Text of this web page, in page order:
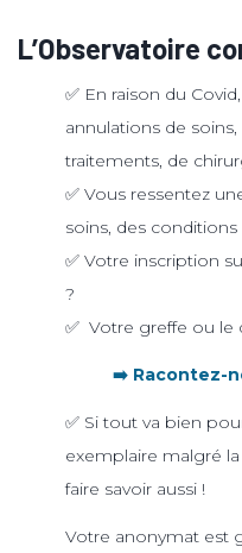
L’Observatoire
✅ En raison du
annulations de soins,
traitements, de
✅ Vous ressentez
soins, des conditions
✅ Votre inscription
?
✅ Votre greffe ou le
➡️ Racontez-
✅ Si tout va bien
exemplaire malgré la
faire savoir aussi !
Votre anonymat est